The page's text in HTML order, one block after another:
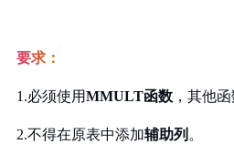
要求：
1.必须使用MMULT函数 ，其他
2.不得在原表中添加辅助列 。